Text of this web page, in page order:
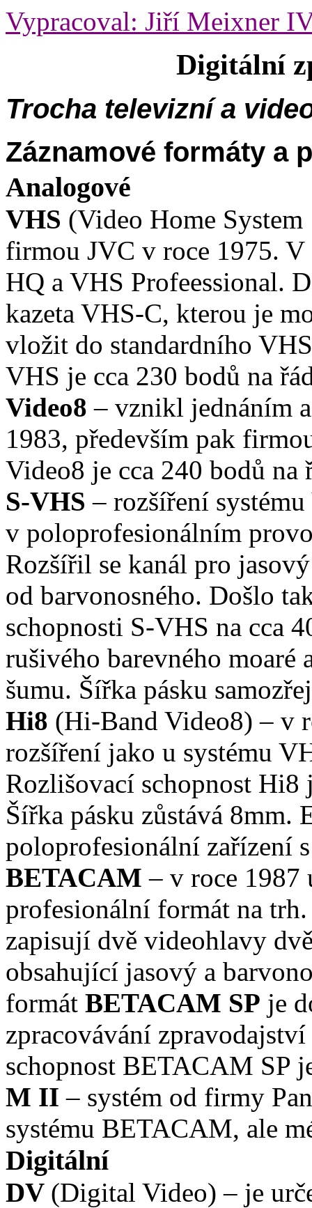
Vypracoval: Jiří Meixner
Digitální
Trocha televizní a
Záznamové formáty a
Analogové
VHS (Video Home
firmou JVC v roce 1975.
HQ a VHS Profeessional.
kazeta VHS-C, kterou je
vložit do standardního
VHS je cca 230 bodů na
Video8 – vznikl jednáním
1983, především pak
Video8 je cca 240 bodů na
S-VHS – rozšíření
v poloprofesionálním
Rozšířil se kanál pro
od barvonosného. Došlo
schopnosti S-VHS na cca
rušivého barevného moaré
šumu. Šířka pásku
Hi8 (Hi-Band Video8) – v
rozšíření jako u systému
Rozlišovací schopnost Hi8
Šířka pásku zůstává
poloprofesionální zařízení
BETACAM– v roce 1987
profesionální formát na
zapisují dvě videohlavy
obsahující jasový a
formát BETACAM SP je
zpracovávání
schopnost BETACAM SP
M II – systém od firmy
systému BETACAM, ale
Digitální
DV (Digital Video) – je